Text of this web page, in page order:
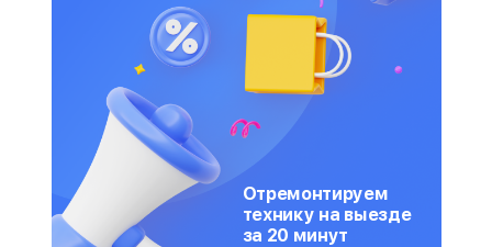
Отремонтируем
технику на выезде
за 20 минут